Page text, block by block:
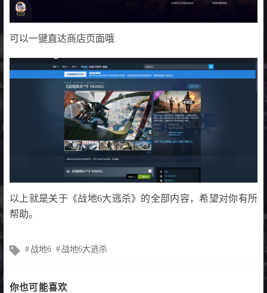
可以一键直达商店页面哦
以上就是关于《战地6大逃杀》的全部内容，希望对你有所
帮助。
文
签
战地6 战地6大逃杀
你也可能喜欢